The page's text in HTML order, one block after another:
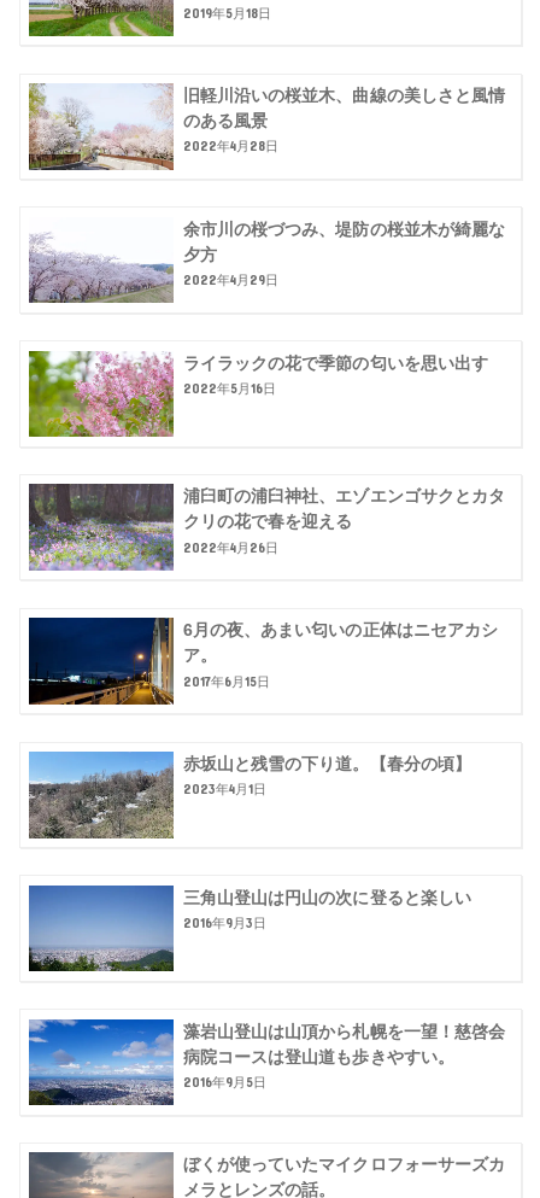
2019年5月18日
旧軽川沿いの桜並木、曲線の美しさと風情
のある風景
2022年4月28日
余市川の桜づつみ、堤防の桜並木が綺麗な
夕方
2022年4月29日
ライラックの花で季節の匂いを思い出す
2022年5月16日
浦臼町の浦臼神社、エゾエンゴサクとカタ
クリの花で春を迎える
2022年4月26日
6月の夜、あまい匂いの正体はニセアカシ
ア。
2017年6月15日
赤坂山と残雪の下り道。【春分の頃】
2023年4月1日
三角山登山は円山の次に登ると楽しい
2016年9月3日
藻岩山登山は山頂から札幌を一望！慈啓会
病院コースは登山道も歩きやすい。
2016年9月5日
ぼくが使っていたマイクロフォーサーズカ
メラとレンズの話。